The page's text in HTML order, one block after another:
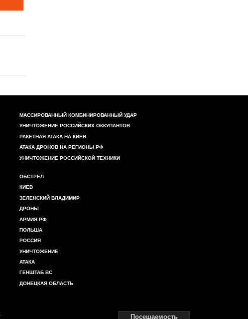
МАССИРОВАННЫЙ КОМБИНИРОВАННЫЙ УДАР
УНИЧТОЖЕНИЕ РОССИЙСКИХ ОККУПАНТОВ
РАКЕТНАЯ АТАКА НА КИЕВ
АТАКА ДРОНОВ НА РЕГИОНЫ РФ
УНИЧТОЖЕНИЕ РОССИЙСКОЙ ТЕХНИКИ
ОБСТРЕЛ
КИЕВ
ЗЕЛЕНСКИЙ ВЛАДИМИР
ДРОНЫ
АРМИЯ РФ
ПОЛЬША
РОССИЯ
УНИЧТОЖЕНИЕ
АТАКА
ГЕНШТАБ ВС
ДОНЕЦКАЯ ОБЛАСТЬ
. Посещаемость